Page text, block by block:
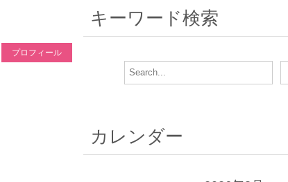
プロフィール
キーワード検索
カレンダー